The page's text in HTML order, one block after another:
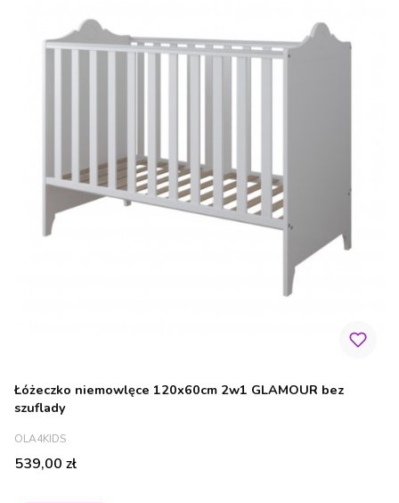
Łóżeczko niemowlęce 120x60cm 2w1 GLAMOUR bez
szuflady
PRODUCENT
OLA4KIDS
Cena
539,00 zł